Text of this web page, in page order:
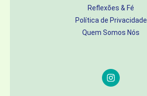
IMPORTANTE?
Reflexões & Fé
Política de Privacidade
Quem Somos Nós